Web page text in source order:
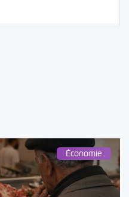
Économie